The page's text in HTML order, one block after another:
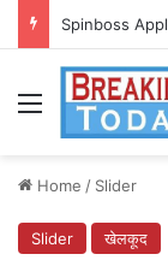
Spinboss
Menu
Home / Slider
Slider खेलकूद